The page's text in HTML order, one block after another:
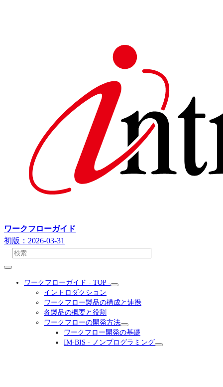
ワークフローガイド
初版：2026-03-31
ワークフローガイド - TOP -
イントロダクション
ワークフロー製品の構成と連携
各製品の概要と役割
ワークフローの開発方法
ワークフロー開発の基礎
IM-BIS - ノンプログラミング